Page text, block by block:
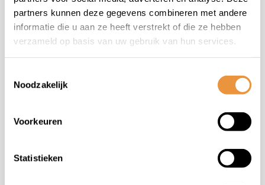
partners kunnen deze gegevens combineren met andere
informatie die u aan ze heeft verstrekt of die ze hebben
verzameld op basis van uw gebruik van hun services.
Noodzakelijk
Voorkeuren
Statistieken
+31 78 780 2330
info@artsloten.nl